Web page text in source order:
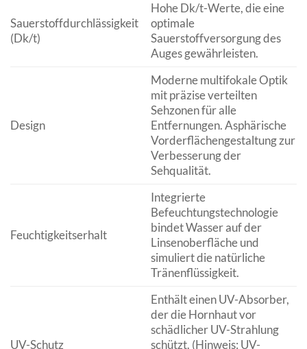
Sauerstoffdurchlässigkeit
(Dk/t)
Hohe Dk/t-Werte, die eine
optimale
Sauerstoffversorgung des
Auges gewährleisten.
Design
Moderne multifokale Optik
mit präzise verteilten
Sehzonen für alle
Entfernungen. Asphärische
Vorderflächengestaltung zur
Verbesserung der
Sehqualität.
Feuchtigkeitserhalt
Integrierte
Befeuchtungstechnologie
bindet Wasser auf der
Linsenoberfläche und
simuliert die natürliche
Tränenflüssigkeit.
UV-Schutz
Enthält einen UV-Absorber,
der die Hornhaut vor
schädlicher UV-Strahlung
schützt. (Hinweis: UV-